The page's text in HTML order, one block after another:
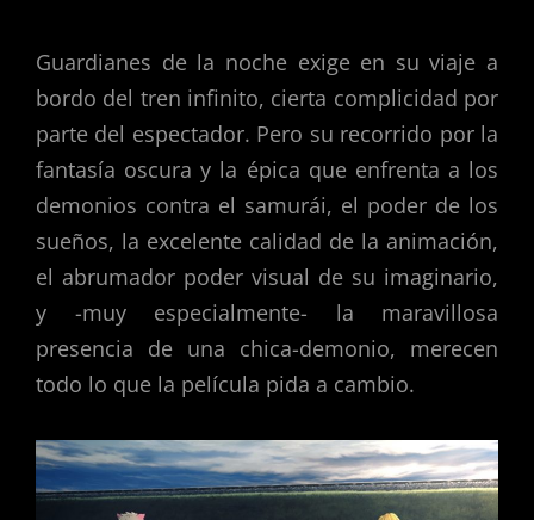
Guardianes de la noche exige en su viaje a
bordo del tren infinito, cierta complicidad por
parte del espectador. Pero su recorrido por la
fantasía oscura y la épica que enfrenta a los
demonios contra el samurái, el poder de los
sueños, la excelente calidad de la animación,
el abrumador poder visual de su imaginario,
y -muy especialmente- la maravillosa
presencia de una chica-demonio, merecen
todo lo que la película pida a cambio.